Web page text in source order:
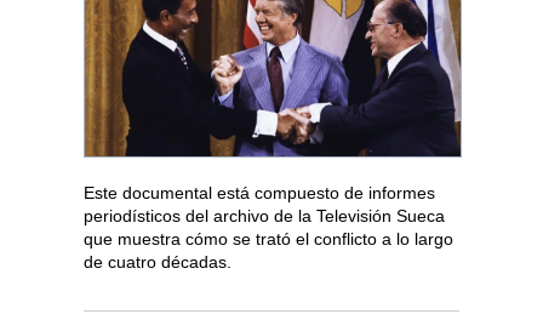
Este documental está compuesto de informes
periodísticos del archivo de la Televisión Sueca
que muestra cómo se trató el conflicto a lo largo
de cuatro décadas.